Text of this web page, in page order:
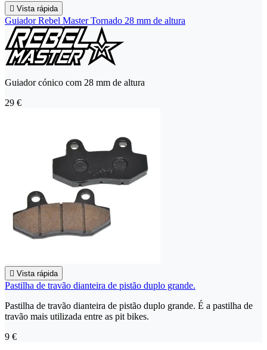
 Vista rápida
Guiador Rebel Master Tornado 28 mm de altura
Guiador cónico com 28 mm de altura
29 €
 Vista rápida
Pastilha de travão dianteira de pistão duplo grande.
Pastilha de travão dianteira de pistão duplo grande. É a pastilha de
travão mais utilizada entre as pit bikes.
9 €